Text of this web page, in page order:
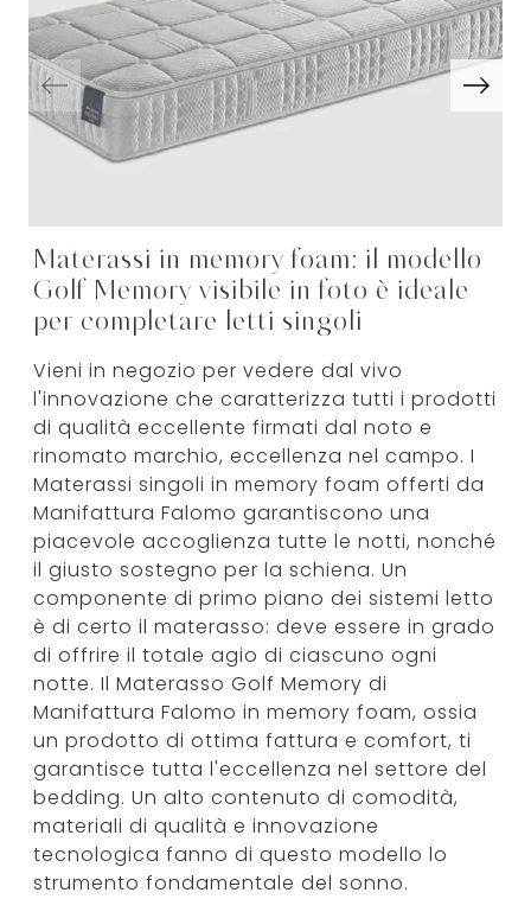
Materassi in memory foam: il modello
Golf Memory visibile in foto è ideale
per completare letti singoli
Vieni in negozio per vedere dal vivo
l'innovazione che caratterizza tutti i prodotti
di qualità eccellente firmati dal noto e
rinomato marchio, eccellenza nel campo. I
Materassi singoli in memory foam offerti da
Manifattura Falomo garantiscono una
piacevole accoglienza tutte le notti, nonché
il giusto sostegno per la schiena. Un
componente di primo piano dei sistemi letto
è di certo il materasso: deve essere in grado
di offrire il totale agio di ciascuno ogni
notte. Il Materasso Golf Memory di
Manifattura Falomo in memory foam, ossia
un prodotto di ottima fattura e comfort, ti
garantisce tutta l'eccellenza nel settore del
bedding. Un alto contenuto di comodità,
materiali di qualità e innovazione
tecnologica fanno di questo modello lo
strumento fondamentale del sonno.